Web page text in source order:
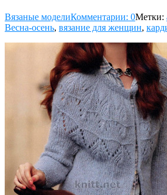
Вязаные моделиКомментарии: 0Метки:
Весна-осень, вязание для женщин,